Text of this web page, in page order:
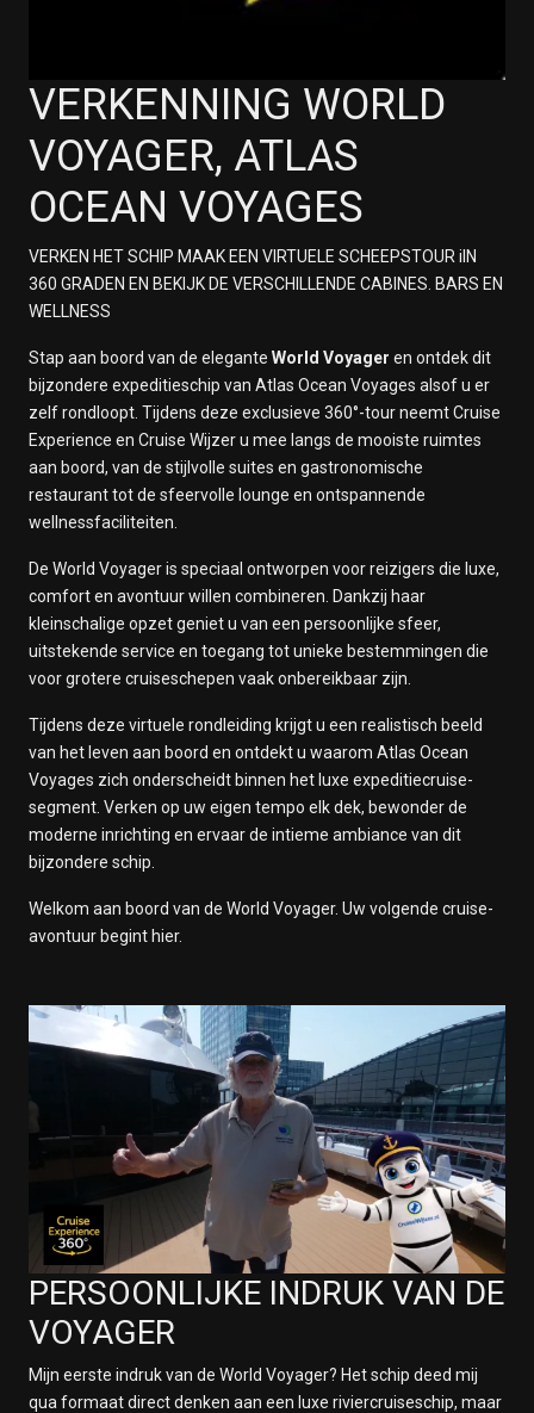
VERKENNING WORLD
VOYAGER, ATLAS
OCEAN VOYAGES
VERKEN HET SCHIP MAAK EEN VIRTUELE SCHEEPSTOUR iIN
360 GRADEN EN BEKIJK DE VERSCHILLENDE CABINES. BARS EN
WELLNESS
Stap aan boord van de elegante World Voyager en ontdek dit
bijzondere expeditieschip van Atlas Ocean Voyages alsof u er
zelf rondloopt. Tijdens deze exclusieve 360°-tour neemt Cruise
Experience en Cruise Wijzer u mee langs de mooiste ruimtes
aan boord, van de stijlvolle suites en gastronomische
restaurant tot de sfeervolle lounge en ontspannende
wellnessfaciliteiten.
De World Voyager is speciaal ontworpen voor reizigers die luxe,
comfort en avontuur willen combineren. Dankzij haar
kleinschalige opzet geniet u van een persoonlijke sfeer,
uitstekende service en toegang tot unieke bestemmingen die
voor grotere cruiseschepen vaak onbereikbaar zijn.
Tijdens deze virtuele rondleiding krijgt u een realistisch beeld
van het leven aan boord en ontdekt u waarom Atlas Ocean
Voyages zich onderscheidt binnen het luxe expeditiecruise-
segment. Verken op uw eigen tempo elk dek, bewonder de
moderne inrichting en ervaar de intieme ambiance van dit
bijzondere schip.
Welkom aan boord van de World Voyager. Uw volgende cruise-
avontuur begint hier.
PERSOONLIJKE INDRUK VAN DE
VOYAGER
Mijn eerste indruk van de World Voyager? Het schip deed mij
qua formaat direct denken aan een luxe riviercruiseschip, maar